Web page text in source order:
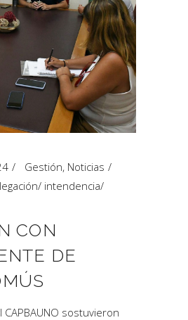
Gestión, Noticias
/ intendencia/
CON
DE
sostuvieron